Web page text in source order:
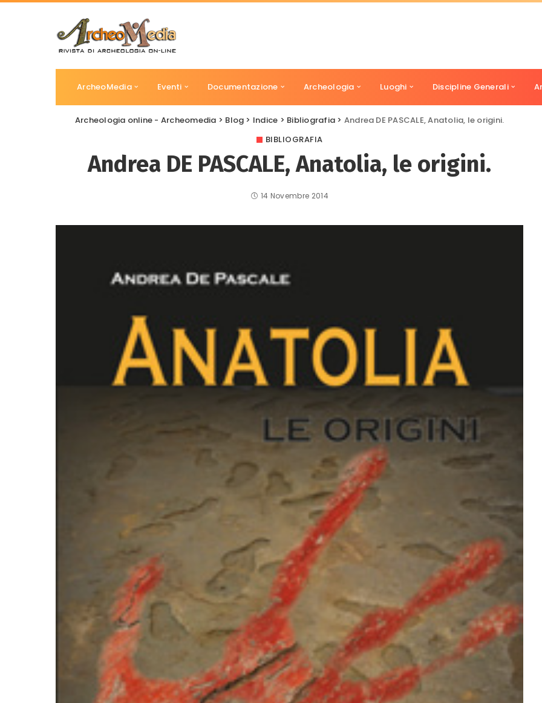
ArcheoMedia Eventi Documentazione Archeologia Luoghi Discipline Generali
Archeologia online - Archeomedia > Blog > Indice > Bibliografia > Andrea DE PASCALE, Anatolia, le origini.
BIBLIOGRAFIA
Andrea DE PASCALE, Anatolia, le origini.
14 Novembre 2014